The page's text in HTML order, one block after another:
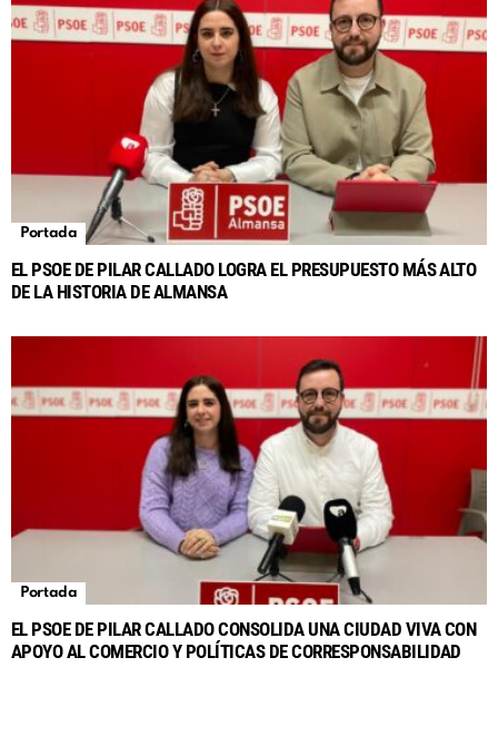
Portada
EL PSOE DE PILAR CALLADO LOGRA EL PRESUPUESTO MÁS ALTO
DE LA HISTORIA DE ALMANSA
Portada
EL PSOE DE PILAR CALLADO CONSOLIDA UNA CIUDAD VIVA CON
APOYO AL COMERCIO Y POLÍTICAS DE CORRESPONSABILIDAD